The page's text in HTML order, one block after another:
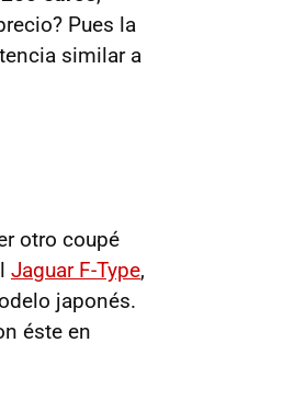
Pues la
similar a
otro coupé
Jaguar F-Type,
japonés.
éste en